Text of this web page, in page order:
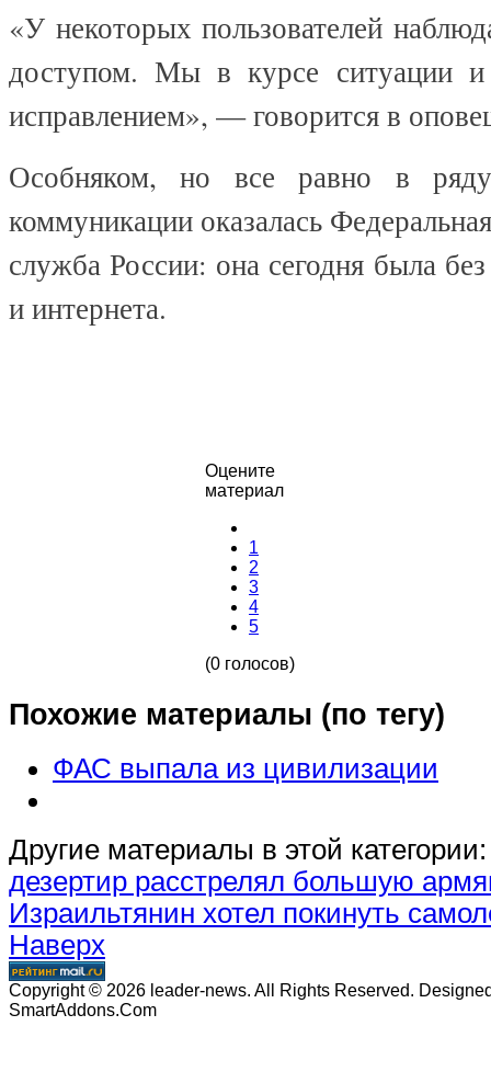
«У некоторых пользователей
доступом. Мы в курсе ситуации
исправлением», — говорится в
Особняком, но все равно в
коммуникации оказалась
служба России: она сегодня была
и интернета.
Оцените
материал
1
2
3
4
5
(0 голосов)
Похожие материалы (по тегу)
ФАС выпала из цивилизации
Другие материалы в этой категории:
дезертир расстрелял большую
Израильтянин хотел покинуть
Наверх
Copyright © 2026 leader-news. All Rights Reserved.
SmartAddons.Com